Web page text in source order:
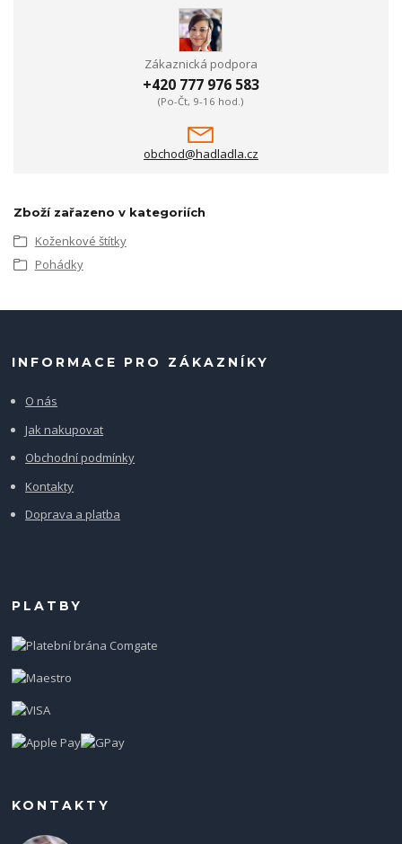
Zákaznická podpora
+420 777 976 583
(Po-Čt, 9-16 hod.)
obchod@hadladla.cz
Zboží zařazeno v kategoriích
Koženkové štítky
Pohádky
INFORMACE PRO ZÁKAZNÍKY
O nás
Jak nakupovat
Obchodní podmínky
Kontakty
Doprava a platba
PLATBY
KONTAKTY